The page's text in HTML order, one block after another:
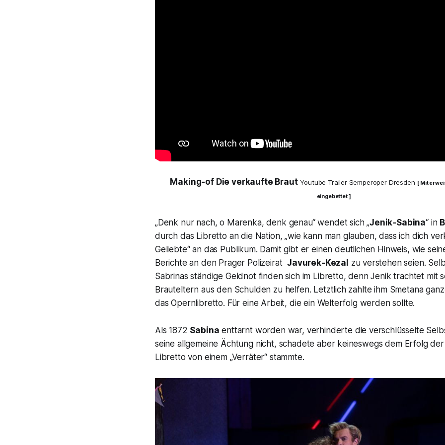
Making-of Die verkaufte Braut Youtube Trailer Semperoper Dresden [ Mit
eingebettet ]
„Denk nur nach, o Marenka, denk genau“wendet sich „Jenik-Sabina“ in
durch das Libretto an die Nation, „wie kann man glauben, dass ich dich
Geliebte“an das Publikum. Damit gibt er einen deutlichen Hinweis, wie
Berichte an den Prager PolizeiratJavurek-Kezal zu verstehen seien.
Sabrinas ständige Geldnot finden sich im Libretto, denn Jenik trachtet mit
Brauteltern aus den Schulden zu helfen. Letztlich zahlte ihm Smetana
das Opernlibretto. Für eine Arbeit, die ein Welterfolg werden sollte.
Als 1872 Sabina enttarnt worden war, verhinderte die verschlüsselte
seine allgemeine Ächtung nicht, schadete aber keineswegs dem Erfolg
Libretto von einem „Verräter“ stammte.